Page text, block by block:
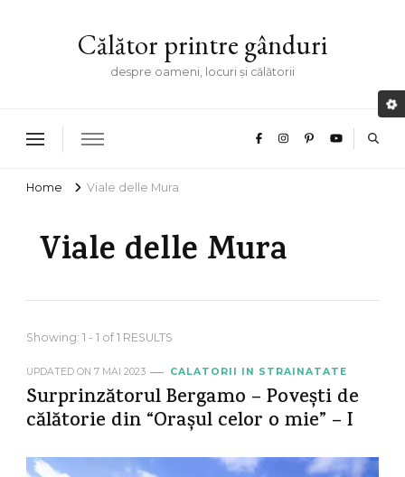
Călător printre gânduri
despre oameni, locuri și călătorii
Home Viale delle Mura
Viale delle Mura
Showing: 1 - 1 of 1 RESULTS
UPDATED ON 7 MAI 2023 CALATORII IN STRAINATATE
Surprinzătorul Bergamo – Povești de
călătorie din “Orașul celor o mie” – I